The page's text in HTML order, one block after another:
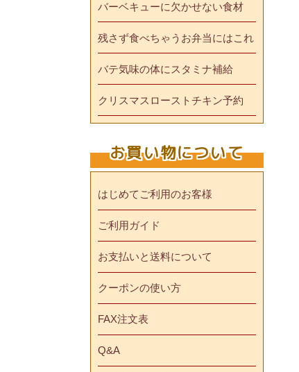
バーベキューに欠かせない食材
残さず食べちゃうお弁当にはこれ
バテ気味の体にスタミナ補給
クリスマスローストチキン予約
お買い物について
はじめてご利用のお客様
ご利用ガイド
お支払いと送料について
クーポンの使い方
FAX注文表
Q&A